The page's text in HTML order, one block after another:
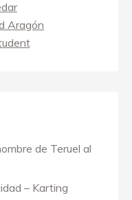
de Teruel al
– Karting